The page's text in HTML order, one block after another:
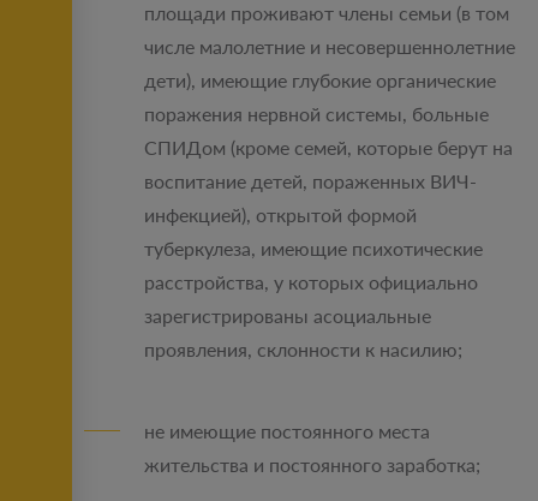
площади проживают члены семьи (в том
числе малолетние и несовершеннолетние
дети), имеющие глубокие органические
поражения нервной системы, больные
СПИДом (кроме семей, которые берут на
воспитание детей, пораженных ВИЧ-
инфекцией), открытой формой
туберкулеза, имеющие психотические
расстройства, у которых официально
зарегистрированы асоциальные
проявления, склонности к насилию;
не имеющие постоянного места
жительства и постоянного заработка;